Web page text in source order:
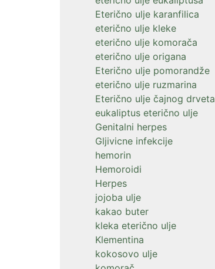
Eterično ulje karanfilica
eterično ulje kleke
eterično ulje komorača
eterično ulje origana
Eterično ulje pomorandže
eterično ulje ruzmarina
Eterično ulje čajnog drveta
eukaliptus eterično ulje
Genitalni herpes
Gljivicne infekcije
hemorin
Hemoroidi
Herpes
jojoba ulje
kakao buter
kleka eterično ulje
Klementina
kokosovo ulje